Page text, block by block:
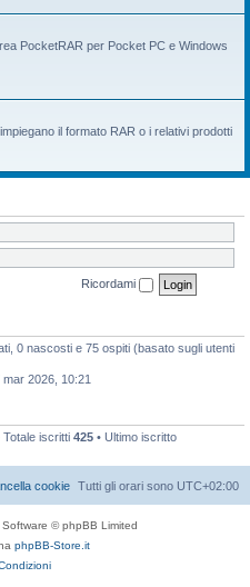
PocketRAR per Pocket PC e Windows
il formato RAR o i relativi prodotti
Ricordami
0 nascosti e 75 ospiti (basato sugli utenti
2026, 10:21
Totale iscritti 425 • Ultimo iscritto
Tutti gli orari sono UTC+02:00
cookie
© phpBB Limited
phpBB-Store.it